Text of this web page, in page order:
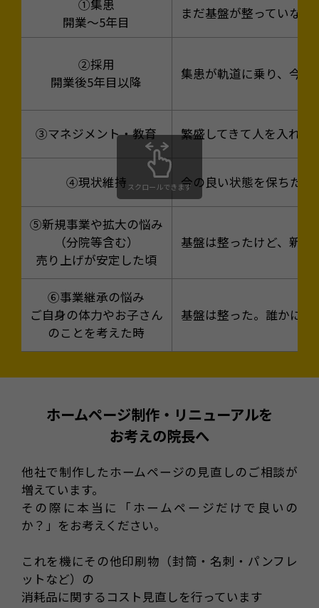
①集患
開業〜5年目
まだ基盤が整っていな
②採用
開業後5年目以降
集患が軌道に乗り、今
③マネジメント・教育 繁盛してきて人を入れた
④現状維持 今の良い状態を保ちたい
⑤新規事業や拡大の悩み
（分院等含む）
売り上げが安定した頃
基盤は整ったけど、新
⑥事業継承の悩み
ご自身の体力やお子さん
のことを考えた時
基盤は整った。誰かに任
スクロールできます
ホームページ制作・リニューアルを
お考えの院長へ
他社で制作したホームページの見直しのご相談が
増えています。
その際に本当に「ホームページだけで良いの
か？」をお考えください。
これを機にその他印刷物（封筒・名刺・パンフレ
ットなど）の
消耗品に関するコスト見直しを行っています